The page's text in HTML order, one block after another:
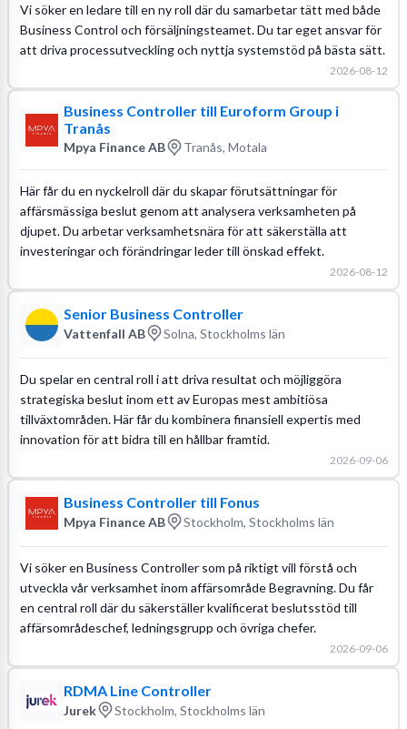
Vi söker en ledare till en ny roll där du samarbetar tätt med både
Business Control och försäljningsteamet. Du tar eget ansvar för
att driva processutveckling och nyttja systemstöd på bästa sätt.
2026-08-12
Business Controller till Euroform Group i
Tranås
Mpya Finance AB Tranås, Motala
Här får du en nyckelroll där du skapar förutsättningar för
affärsmässiga beslut genom att analysera verksamheten på
djupet. Du arbetar verksamhetsnära för att säkerställa att
investeringar och förändringar leder till önskad effekt.
2026-08-12
Senior Business Controller
Vattenfall AB Solna, Stockholms län
Du spelar en central roll i att driva resultat och möjliggöra
strategiska beslut inom ett av Europas mest ambitiösa
tillväxtområden. Här får du kombinera finansiell expertis med
innovation för att bidra till en hållbar framtid.
2026-09-06
Business Controller till Fonus
Mpya Finance AB Stockholm, Stockholms län
Vi söker en Business Controller som på riktigt vill förstå och
utveckla vår verksamhet inom affärsområde Begravning. Du får
en central roll där du säkerställer kvalificerat beslutsstöd till
affärsområdeschef, ledningsgrupp och övriga chefer.
2026-09-06
RDMA Line Controller
Jurek Stockholm, Stockholms län